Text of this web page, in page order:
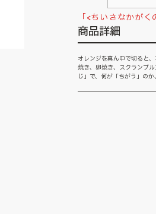
「<ちいさなかが
商品詳細
オレンジを真ん中で切ると
焼き、卵焼き、スクランブ
じ」で、何が「ちがう」の